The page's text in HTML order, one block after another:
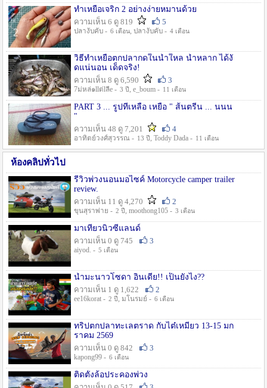
ทำเหยื่อเจริก 2 อย่างง่ายหมานด้วย
ความเห็น 6 ดู 819
5
ปลางับคับ - 6 เดือน, ปลางับคับ - 4 เดือน
วิธีทำเหยื่อตกปลากดในน้ำใหล น้ำหลาก ได้งั
ดแน่นอน เด็ดจริง!
ความเห็น 8 ดู 6,590
3
7ม่หล่๑llต่lลีe - 3 ปี , e_boum - 11 เดือน
PART 3 ... รูปที่เหลือ เหยื่อ " ส้นตรีน ... นนน
"
ความเห็น 48 ดู 7,201
4
อาทิตย์วงศ์สุวรรณ - 13 ปี , Toddy Dada - 11 เดือน
ห้องคลิปทั่วไป
รีวิวพ่วงนอนมอไซค์ Motorcycle camper trailer
review.
ความเห็น 11 ดู 4,270
2
ขุนสุราพ่าย - 2 ปี , moothong105 - 3 เดือน
มาเที่ยวนิวซีแลนด์
ความเห็น 0 ดู 745
3
aiyod. - 5 เดือน
น้ำมะนาวโซดา อินเดีย!! เป็นยังไง??
ความเห็น 1 ดู 1,622
2
ee16korat - 2 ปี , มโนรมย์ - 6 เดือน
ทริปตกปลาทะเลตราด กับไต๋เหมี่ยว 13-15 มก
ราคม 2569
ความเห็น 0 ดู 842
3
kapong99 - 6 เดือน
ติดตั้งล้อประคองพ่วง